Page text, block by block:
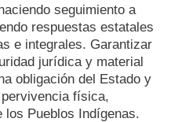
seguimiento a
respuestas estatales
e integrales. Garantizar
jurídica y material
obligación del Estado y
física,
Pueblos Indígenas.